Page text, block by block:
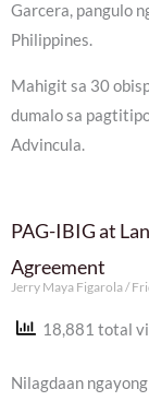
Garcera, pangulo
Philippines.
Mahigit sa 30
dumalo sa
Advincula.
PAG-IBIG at
Agreement
Jerry Maya Figarola
18,881 total
Nilagdaan